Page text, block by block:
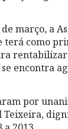
março, a
como
encontra
por